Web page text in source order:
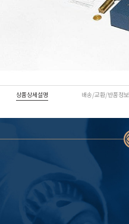
상품상세설명 배송/교환/반품정보